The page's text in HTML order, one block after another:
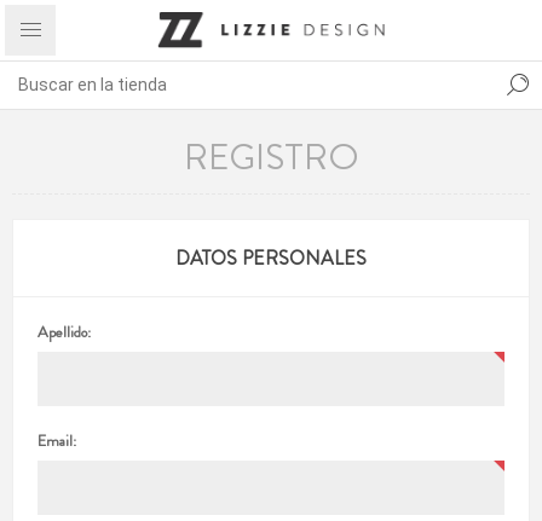
REGISTRO
DATOS PERSONALES
Apellido:
Email: